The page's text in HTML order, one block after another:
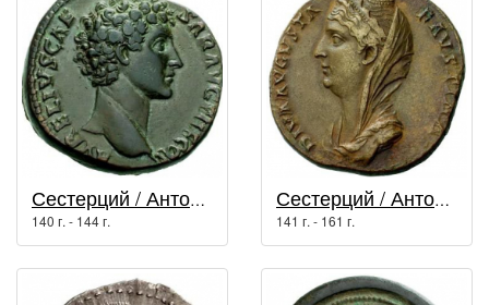
Сестерций / Антонин Пий (138 г. - 161 г.)
140 г. - 144 г.
Сестерций / Антонин Пий (138 г. - 161 г.)
141 г. - 161 г.